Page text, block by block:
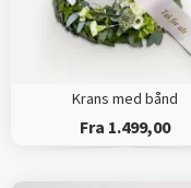
Krans med bånd
Fra 1.499,00